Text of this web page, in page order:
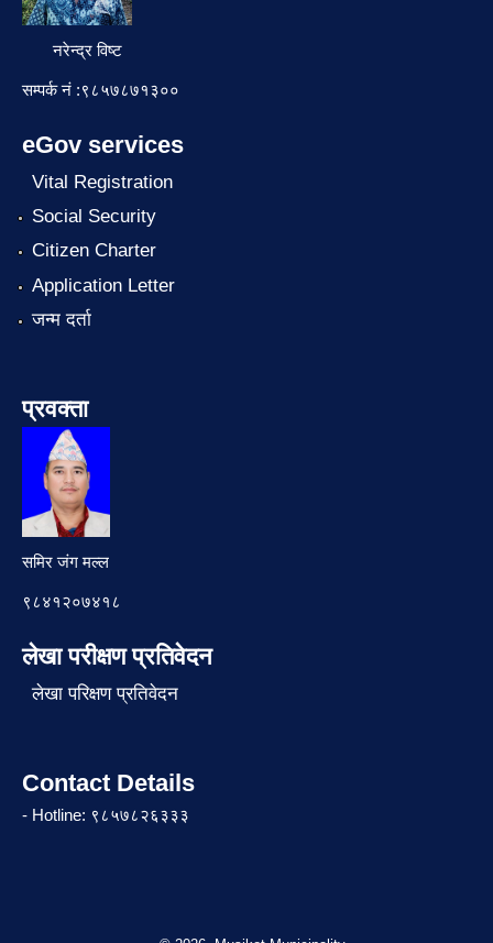
नरेन्द्र विष्ट
सम्पर्क नं :९८५७८७१३००
eGov services
Vital Registration
Social Security
Citizen Charter
Application Letter
जन्म दर्ता
प्रवक्ता
समिर जंग मल्ल
९८४१२०७४१८
लेखा परीक्षण प्रतिवेदन
लेखा परिक्षण प्रतिवेदन
Contact Details
- Hotline: ९८५७८२६३३३